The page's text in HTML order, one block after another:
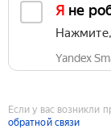
Я не
Yandex
Если у вас возникли
обратной связи